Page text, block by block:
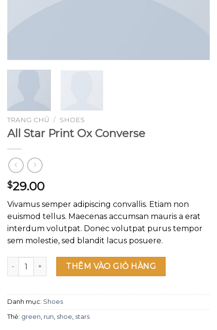
TRANG CHỦ / SHOES
All Star Print Ox Converse
$29.00
Vivamus semper adipiscing convallis. Etiam non
euismod tellus. Maecenas accumsan mauris a erat
interdum volutpat. Donec volutpat purus tempor
sem molestie, sed blandit lacus posuere.
All Star Print Ox Converse số lượng
THÊM VÀO GIỎ HÀNG
Danh mục: Shoes
Thẻ: green run shoe stars